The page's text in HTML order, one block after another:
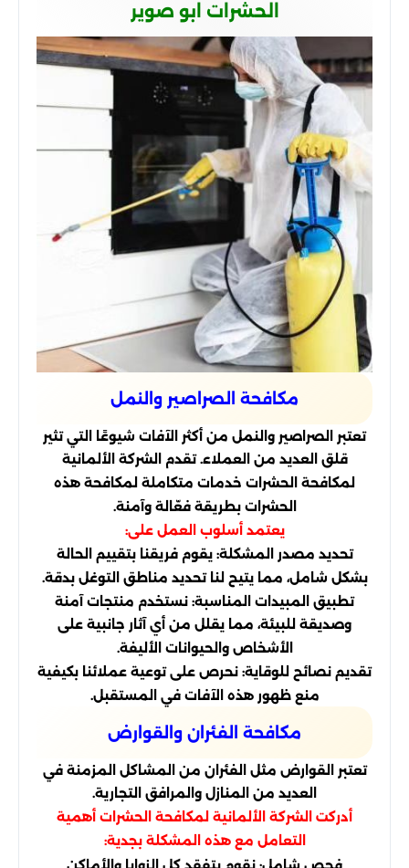
الحشرات ابو صوير
مكافحة الصراصير والنمل
تعتبر الصراصير والنمل من أكثر الآفات شيوعًا التي تثير
قلق العديد من العملاء. تقدم الشركة الألمانية
لمكافحة الحشرات خدمات متكاملة لمكافحة هذه
الحشرات بطريقة فعّالة وآمنة.
يعتمد أسلوب العمل على:
تحديد مصدر المشكلة: يقوم فريقنا بتقييم الحالة
بشكل شامل، مما يتيح لنا تحديد مناطق التوغل بدقة.
تطبيق المبيدات المناسبة: نستخدم منتجات آمنة
وصديقة للبيئة، مما يقلل من أي آثار جانبية على
الأشخاص والحيوانات الأليفة.
تقديم نصائح للوقاية: نحرص على توعية عملائنا بكيفية
منع ظهور هذه الآفات في المستقبل.
مكافحة الفئران والقوارض
تعتبر القوارض مثل الفئران من المشاكل المزمنة في
العديد من المنازل والمرافق التجارية.
أدركت الشركة الألمانية لمكافحة الحشرات أهمية
التعامل مع هذه المشكلة بجدية:
فحص شامل: نقوم بتفقد كل الزوايا والأماكن